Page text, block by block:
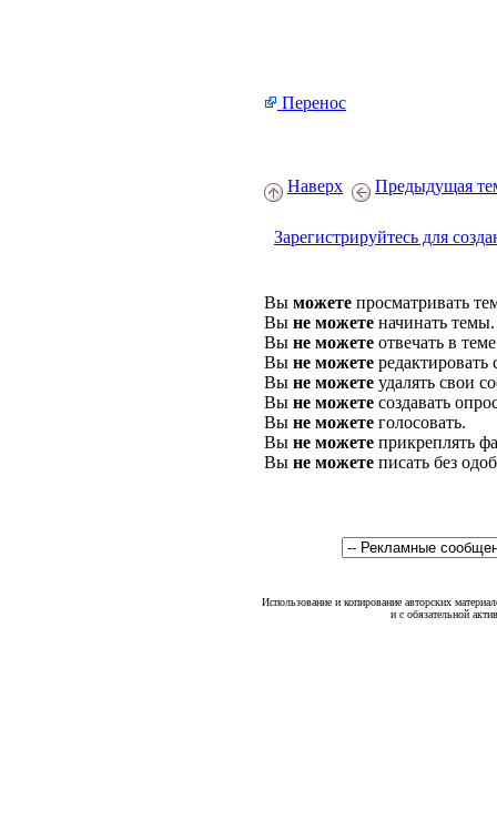
Перенос
Наверх Предыдущая
Зарегистрируйтесь для
Вы можете просматривать
Вы не можете начинать темы.
Вы не можете отвечать в
Вы не можете
Вы не можете удалять свои
Вы не можете создавать
Вы не можете голосовать.
Вы не можете прикреплять
Вы не можете писать без
Использование и копирование авторских
и с обязательной